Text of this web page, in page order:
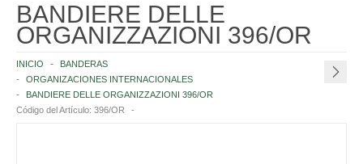
ITALIA Y UE
INSTITUCIONES ITALIANAS
NACIONES
BANDIERE DELLE
ORGANIZZAZIONI 396/OR
INICIO
BANDERAS
ORGANIZACIONES INTERNACIONALES
BANDIERE DELLE ORGANIZZAZIONI 396/OR
Código del Artículo: 396/OR